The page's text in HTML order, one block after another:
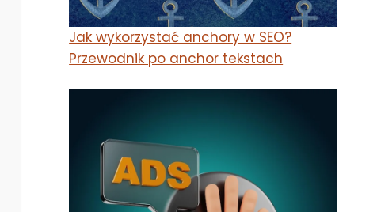
Jak wykorzystać anchory w SEO?
Przewodnik po anchor tekstach